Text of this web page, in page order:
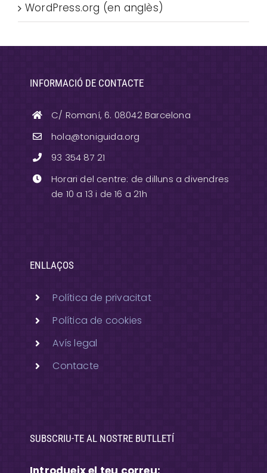
WordPress.org (en anglès)
INFORMACIÓ DE CONTACTE
C/ Romaní, 6. 08042 Barcelona
hola@toniguida.org
93 354 87 21
Horari del centre: de dilluns a divendres
de 10 a 13 i de 16 a 21h
ENLLAÇOS
Política de privacitat
Política de cookies
Avís legal
Contacte
SUBSCRIU-TE AL NOSTRE BUTLLETÍ